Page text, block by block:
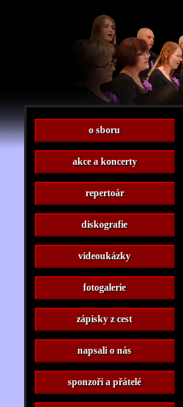
o sboru
akce a koncerty
repertoár
diskografie
videoukázky
fotogalerie
zápisky z cest
napsali o nás
sponzoři a přátelé